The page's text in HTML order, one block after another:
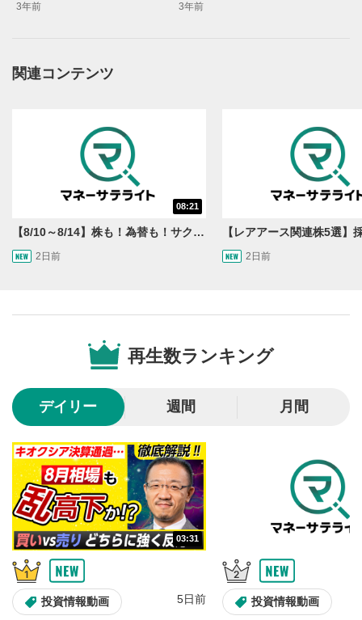
動画再生エリアにマウスを乗せると表示されます。
動画を再生または一時停止します。
10秒戻し/10秒送り
10秒、動画を巻き戻し/早送りします。
再生位置を示しています。再生したい位置をクリック
するとその位置から動画が再生されます。
スライダーを上下すると音量が調整できます。
8
全画面表示
動画が全画面で表示されます。再度クリックすると元
のサイズに戻ります。
3年前 3年前
関連コンテンツ
08:21
【8/10～8/14】株も！為替も！サクッと！来週のマーケット見通し＜Next View＞
2日前 2日前
再生数ランキング
デイリー 週間 月間
03:31
投資情報動画 5日前 投資情報動画